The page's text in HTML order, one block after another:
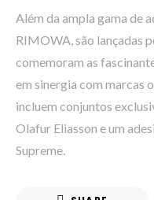
Além da ampla gama de
RIMOWA, são lançadas
comemoram as
em sinergia com marcas
incluem conjuntos
Olafur Eliasson e um
Supreme.